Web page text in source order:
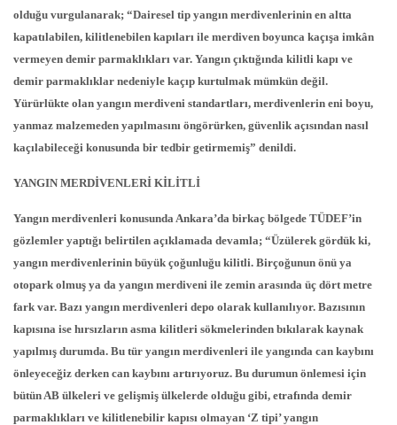
olduğu vurgulanarak; “Dairesel tip yangın merdivenlerinin en altta
kapatılabilen, kilitlenebilen kapıları ile merdiven boyunca kaçışa imkân
vermeyen demir parmaklıkları var. Yangın çıktığında kilitli kapı ve
demir parmaklıklar nedeniyle kaçıp kurtulmak mümkün değil.
Yürürlükte olan yangın merdiveni standartları, merdivenlerin eni boyu,
yanmaz malzemeden yapılmasını öngörürken, güvenlik açısından nasıl
kaçılabileceği konusunda bir tedbir getirmemiş” denildi.
YANGIN MERDİVENLERİ KİLİTLİ
Yangın merdivenleri konusunda Ankara’da birkaç bölgede TÜDEF’in
gözlemler yaptığı belirtilen açıklamada devamla; “Üzülerek gördük ki,
yangın merdivenlerinin büyük çoğunluğu kilitli. Birçoğunun önü ya
otopark olmuş ya da yangın merdiveni ile zemin arasında üç dört metre
fark var. Bazı yangın merdivenleri depo olarak kullanılıyor. Bazısının
kapısına ise hırsızların asma kilitleri sökmelerinden bıkılarak kaynak
yapılmış durumda. Bu tür yangın merdivenleri ile yangında can kaybını
önleyeceğiz derken can kaybını artırıyoruz. Bu durumun önlemesi için
bütün AB ülkeleri ve gelişmiş ülkelerde olduğu gibi, etrafında demir
parmaklıkları ve kilitlenebilir kapısı olmayan ‘Z tipi’ yangın